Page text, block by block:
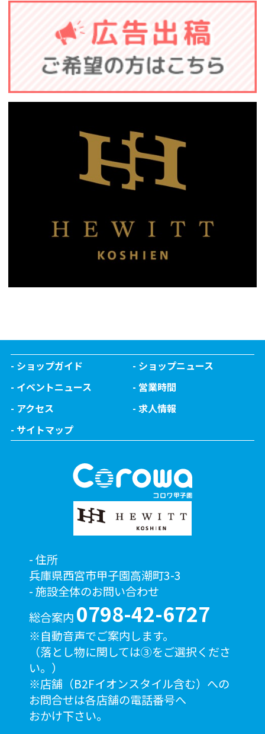
ショップガイド
ショップニュース
イベントニュース
営業時間
アクセス
求人情報
サイトマップ
住所
兵庫県西宮市甲子園高潮町3-3
施設全体のお問い合わせ
総合案内 0798-42-6727
※自動音声でご案内します。
（落とし物に関しては③をご選択くださ
い。）
※店舗（B2Fイオンスタイル含む）への
お問合せは各店舗の電話番号へ
おかけ下さい。